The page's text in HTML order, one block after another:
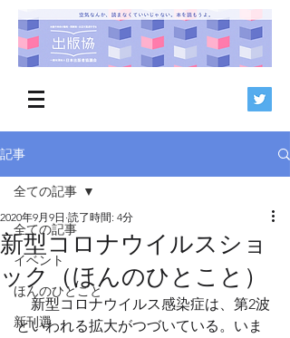
記事
全ての記事
イベント
ほんのひとこと
新刊選
全ての記事
新型コロナウイルスショ
ック（ほんのひとこと）
2020年9月9日 読了時間: 4分
新型コロナウイルス感染症は、第2波
といわれる拡大がつづいている。いま